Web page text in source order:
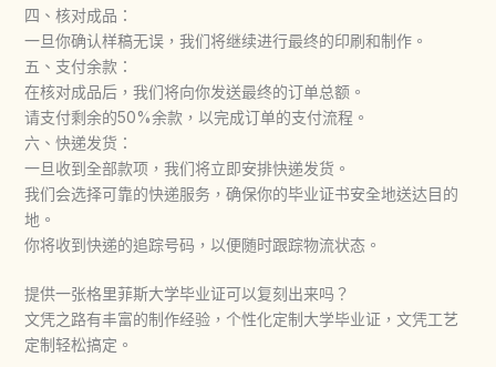
四、核对成品：
一旦你确认样稿无误，我们将继续进行最终的印刷和制作。
五、支付余款：
在核对成品后，我们将向你发送最终的订单总额。
请支付剩余的50%余款，以完成订单的支付流程。
六、快递发货：
一旦收到全部款项，我们将立即安排快递发货。
我们会选择可靠的快递服务，确保你的毕业证书安全地送达目的
地。
你将收到快递的追踪号码，以便随时跟踪物流状态。
提供一张格里菲斯大学毕业证可以复刻出来吗？
文凭之路有丰富的制作经验，个性化定制大学毕业证，文凭工艺
定制轻松搞定。